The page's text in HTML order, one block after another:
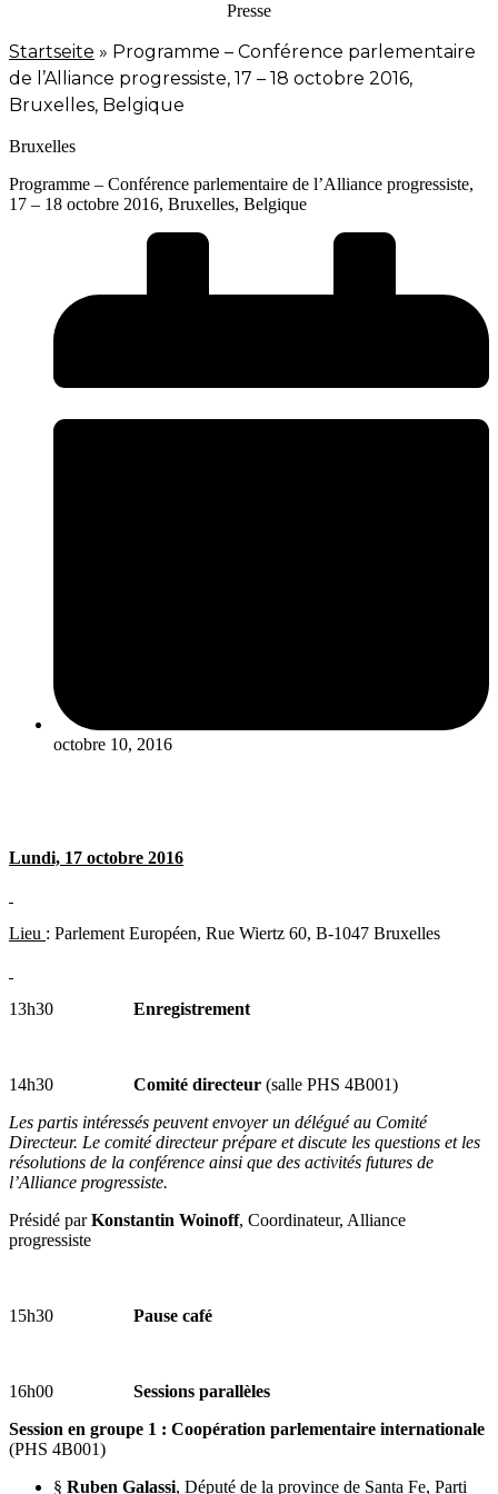
Presse
Startseite » Programme – Conférence parlementaire
de l’Alliance progressiste, 17 – 18 octobre 2016,
Bruxelles, Belgique
Bruxelles
Programme – Conférence parlementaire de l’Alliance progressiste,
17 – 18 octobre 2016, Bruxelles, Belgique
octobre 10, 2016
Lundi, 17 octobre 2016
Lieu : Parlement Européen, Rue Wiertz 60, B-1047 Bruxelles
13h30 Enregistrement
14h30 Comité directeur (salle PHS 4B001)
Les partis intéressés peuvent envoyer un délégué au Comité
Directeur. Le comité directeur prépare et discute les questions et les
résolutions de la conférence ainsi que des activités futures de
l’Alliance progressiste.
Présidé parKonstantin Woinoff, Coordinateur, Alliance
progressiste
15h30 Pause café
16h00 Sessions parallèles
Session en groupe 1 : Coopération parlementaire internationale
(PHS 4B001)
§ Ruben Galassi, Député de la province de Santa Fe, Parti